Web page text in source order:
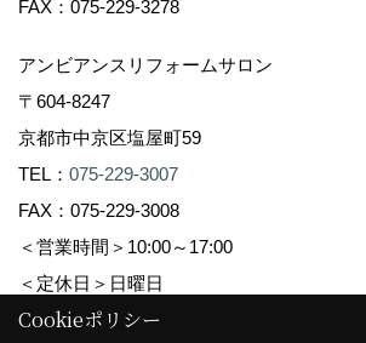
FAX：075-229-3278
アンビアンスリフォームサロン
〒604-8247
京都市中京区塩屋町59
TEL： 075-229-3007
FAX：075-229-3008
＜営業時間＞10:00～17:00
＜定休日＞日曜日
Cookieポリシー